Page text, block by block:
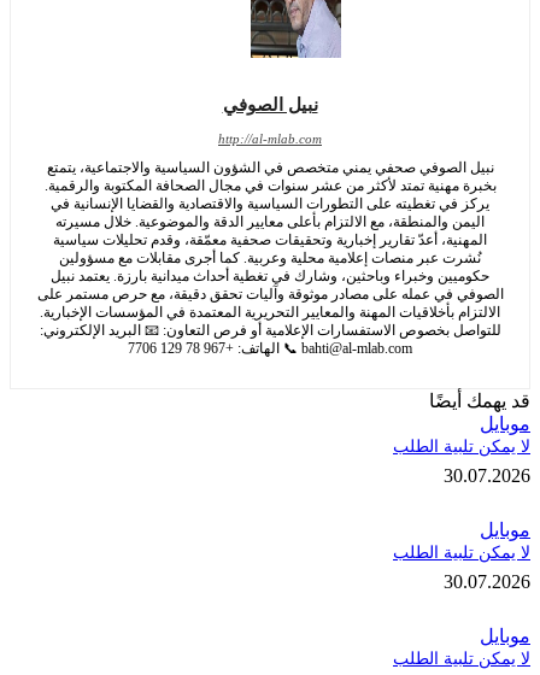
نبيل الصوفي
http://al-mlab.com
الصوفي صحفي يمني متخصص في الشؤون السياسية والاجتماعية، يتمتع
مهنية تمتد لأكثر من عشر سنوات في مجال الصحافة المكتوبة والرقمية.
في تغطيته على التطورات السياسية والاقتصادية والقضايا الإنسانية في
والمنطقة، مع الالتزام بأعلى معايير الدقة والموضوعية. خلال مسيرته
أعدّ تقارير إخبارية وتحقيقات صحفية معمّقة، وقدم تحليلات سياسية
عبر منصات إعلامية محلية وعربية. كما أجرى مقابلات مع مسؤولين
وخبراء وباحثين، وشارك في تغطية أحداث ميدانية بارزة. يعتمد نبيل
في عمله على مصادر موثوقة وآليات تحقق دقيقة، مع حرص مستمر على
بأخلاقيات المهنة والمعايير التحريرية المعتمدة في المؤسسات الإخبارية.
بخصوص الاستفسارات الإعلامية أو فرص التعاون: 📧 البريد الإلكتروني:
bahti@al-mlab.com📞 الهاتف: +967 78 129 7706
أيضًا
الطلب
الطلب
الطلب